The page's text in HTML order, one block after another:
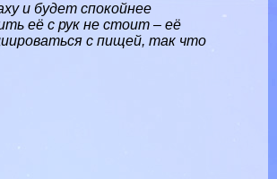
и будет спокойнее
её с рук не стоит – её
с пищей, так что